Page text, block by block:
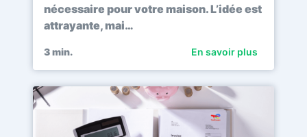
nécessaire pour votre maison. L’idée est
attrayante, mai…
3min. En savoir plus